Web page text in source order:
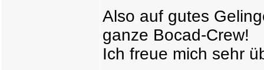
Also auf gutes
ganze Bocad-Crew!
Ich freue mich sehr